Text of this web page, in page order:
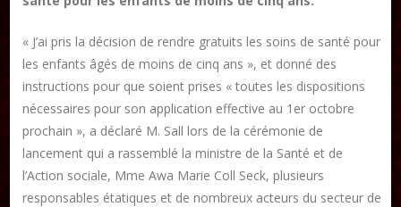
Les ateliers d’écriture littéraire
Formation en Édition Numérique
« J’ai pris la décision de rendre gratuits les soins de santé pour
les enfants âgés de moins de cinq ans », et donné des
instructions pour que soient prises « toutes les dispositions
nécessaires pour son application effective au 1er octobre
prochain », a déclaré M. Sall lors de la cérémonie de
lancement qui a rassemblé la ministre de la Santé et de
l’Action sociale, Mme Awa Marie Coll Seck, plusieurs
responsables étatiques et de nombreux acteurs du secteur de